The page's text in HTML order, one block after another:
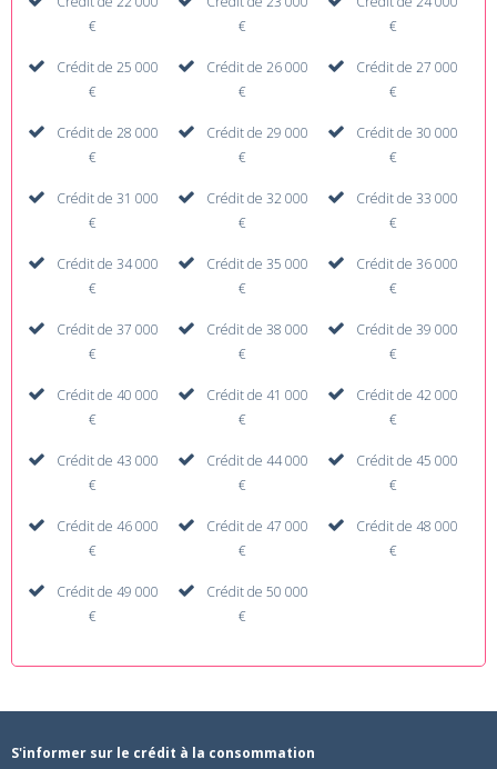
€
€
€
Crédit de 25 000
€
Crédit de 26 000
€
Crédit de 27 000
€
Crédit de 28 000
€
Crédit de 29 000
€
Crédit de 30 000
€
Crédit de 31 000
€
Crédit de 32 000
€
Crédit de 33 000
€
Crédit de 34 000
€
Crédit de 35 000
€
Crédit de 36 000
€
Crédit de 37 000
€
Crédit de 38 000
€
Crédit de 39 000
€
Crédit de 40 000
€
Crédit de 41 000
€
Crédit de 42 000
€
Crédit de 43 000
€
Crédit de 44 000
€
Crédit de 45 000
€
Crédit de 46 000
€
Crédit de 47 000
€
Crédit de 48 000
€
Crédit de 49 000
€
Crédit de 50 000
€
S'informer sur le crédit à la consommation